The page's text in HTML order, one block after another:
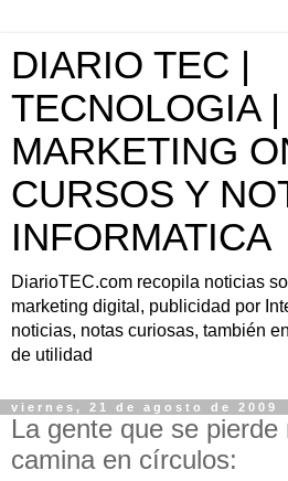
DIARIO TEC |
TECNOLOGIA |
MARKETING
CURSOS Y
INFORMATICA
DiarioTEC.com recopila noticias
marketing digital, publicidad por
noticias, notas curiosas, también
de utilidad
viernes, 21 de agosto de 2009
La gente que se pierde
camina en círculos: